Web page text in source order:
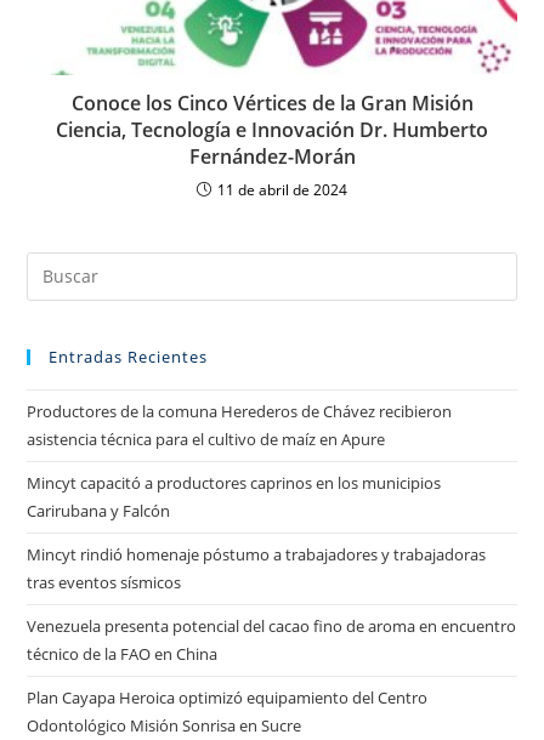
Conoce los Cinco Vértices de la Gran Misión
Ciencia, Tecnología e Innovación Dr. Humberto
Fernández-Morán
11 de abril de 2024
Entradas Recientes
Productores de la comuna Herederos de Chávez recibieron
asistencia técnica para el cultivo de maíz en Apure
Mincyt capacitó a productores caprinos en los municipios
Carirubana y Falcón
Mincyt rindió homenaje póstumo a trabajadores y trabajadoras
tras eventos sísmicos
Venezuela presenta potencial del cacao fino de aroma en encuentro
técnico de la FAO en China
Plan Cayapa Heroica optimizó equipamiento del Centro
Odontológico Misión Sonrisa en Sucre